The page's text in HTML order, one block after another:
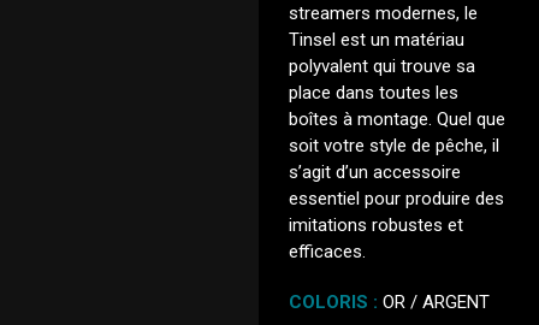
streamers modernes, le
Tinsel est un matériau
polyvalent qui trouve sa
place dans toutes les
boîtes à montage. Quel que
soit votre style de pêche, il
s’agit d’un accessoire
essentiel pour produire des
imitations robustes et
efficaces.
COLORIS : OR / ARGENT